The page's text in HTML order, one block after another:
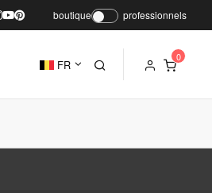
boutique professionnels
FR